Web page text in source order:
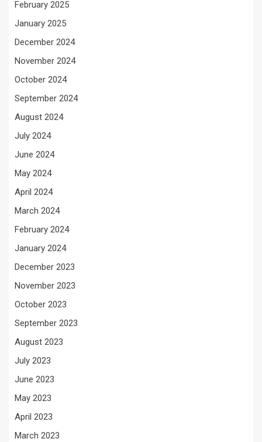
February 2025
January 2025
December 2024
November 2024
October 2024
September 2024
August 2024
July 2024
June 2024
May 2024
April 2024
March 2024
February 2024
January 2024
December 2023
November 2023
October 2023
September 2023
August 2023
July 2023
June 2023
May 2023
April 2023
March 2023